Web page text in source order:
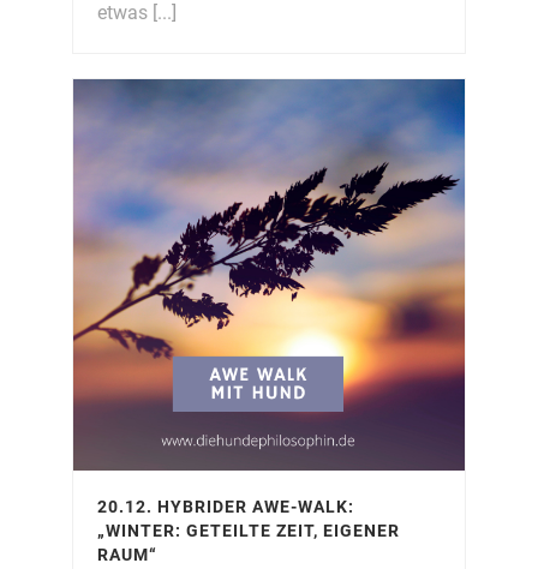
etwas [...]
20.12. HYBRIDER AWE-WALK:
„WINTER: GETEILTE ZEIT, EIGENER
RAUM“